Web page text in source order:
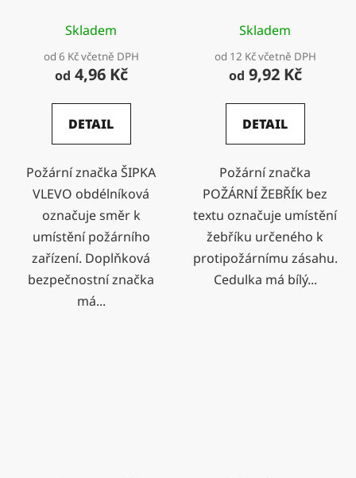
Skladem
od 6 Kč včetně DPH
od 4,96 Kč
DETAIL
Požární značka ŠIPKA
VLEVO obdélníková
označuje směr k
umístění požárního
zařízení. Doplňková
bezpečnostní značka
má...
Skladem
od 12 Kč včetně DPH
od 9,92 Kč
DETAIL
Požární značka
POŽÁRNÍ ŽEBŘÍK bez
textu označuje umístění
žebříku určeného k
protipožárnímu zásahu.
Cedulka má bílý...